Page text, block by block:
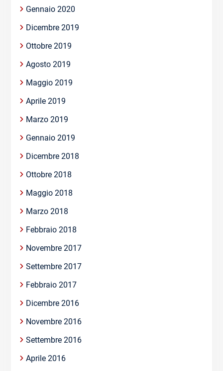
Gennaio 2020
Dicembre 2019
Ottobre 2019
Agosto 2019
Maggio 2019
Aprile 2019
Marzo 2019
Gennaio 2019
Dicembre 2018
Ottobre 2018
Maggio 2018
Marzo 2018
Febbraio 2018
Novembre 2017
Settembre 2017
Febbraio 2017
Dicembre 2016
Novembre 2016
Settembre 2016
Aprile 2016